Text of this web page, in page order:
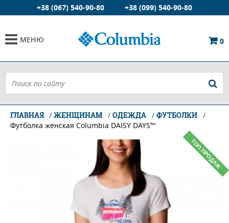
+38 (067) 540-90-80 +38 (099) 540-90-80
МЕНЮ 0
ГЛАВНАЯ ЖЕНЩИНАМ ОДЕЖДА
ФУТБОЛКИ
Футболка женская Columbia DAISY DAYS™
ТОП ПРОДАЖ